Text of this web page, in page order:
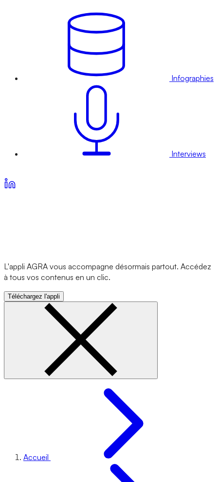
Infographies
Interviews
L'appli AGRA vous accompagne désormais partout. Accédez
à tous vos contenus en un clic.
Téléchargez l'appli
Accueil